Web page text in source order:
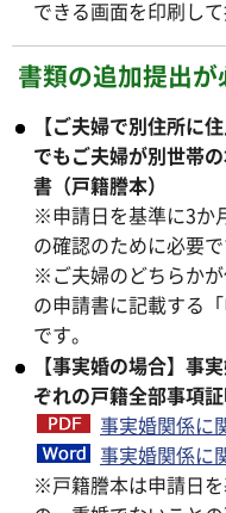
できる画面を印刷し
書類の追加提出
【ご夫婦で別住所に
でもご夫婦が別世帯
書（戸籍謄本）
※申請日を基準に3か
の確認のために必要で
※ご夫婦のどちらか
の申請書に記載する
です。
【事実婚の場合】事
ぞれの戸籍全部事項証
事実婚関係に
事実婚関係に
※戸籍謄本は申請日